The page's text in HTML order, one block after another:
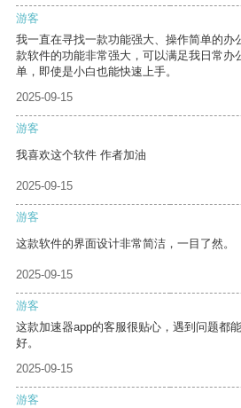
游客
我一直在寻找一款功能强大、操作简单的办
款软件的功能非常强大，可以满足我日常办
单，即使是小白也能快速上手。
2025-09-15
游客
我喜欢这个软件 作者加油
2025-09-15
游客
这款软件的界面设计非常简洁，一目了然。
2025-09-15
游客
这款加速器app的客服很贴心，遇到问题都
好。
2025-09-15
游客